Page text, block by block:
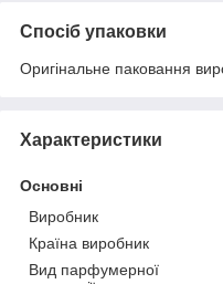
Спосіб упаковки
Оригінальне паковання
Характеристики
Основні
Виробник
Країна виробник
Вид парфумерної